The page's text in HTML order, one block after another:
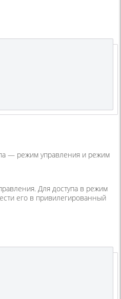
— режим управления и режим
Для доступа в режим
его в привилегированный